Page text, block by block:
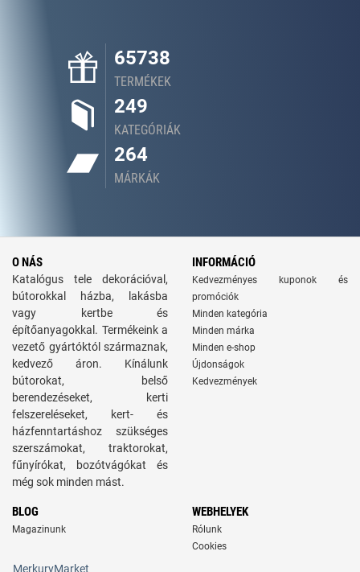
65738
TERMÉKEK
249
KATEGÓRIÁK
264
MÁRKÁK
O NÁS
Katalógus tele dekorációval,
bútorokkal házba, lakásba
vagy kertbe és
építőanyagokkal. Termékeink a
vezető gyártóktól származnak,
kedvező áron. Kínálunk
bútorokat, belső
berendezéseket, kerti
felszereléseket, kert- és
házfenntartáshoz szükséges
szerszámokat, traktorokat,
fűnyírókat, bozótvágókat és
még sok minden mást.
INFORMÁCIÓ
Kedvezményes kuponok és
promóciók
Minden kategória
Minden márka
Minden e-shop
Újdonságok
Kedvezmények
BLOG
Magazinunk
WEBHELYEK
Rólunk
Cookies
MerkuryMarket